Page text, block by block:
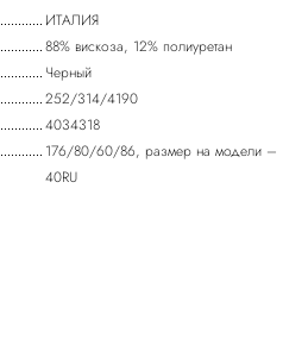
ИТАЛИЯ
88% вискоза, 12% полиуретан
Черный
252/314/4190
4034318
176/80/60/86, размер на модели –
40RU